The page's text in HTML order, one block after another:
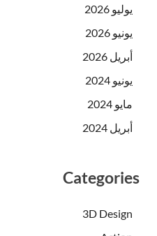
يوليو 2026
يونيو 2026
أبريل 2026
يونيو 2024
مايو 2024
أبريل 2024
Categories
3D Design